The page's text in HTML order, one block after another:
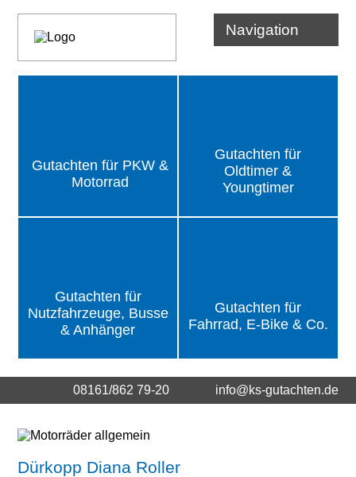
Navigation
Gutachten für PKW &
Motorrad
Gutachten für
Oldtimer &
Youngtimer
Gutachten für
Nutzfahrzeuge, Busse
& Anhänger
Gutachten für
Fahrrad, E-Bike & Co.
08161/862 79-20 info@ks-gutachten.de
Dürkopp Diana Roller